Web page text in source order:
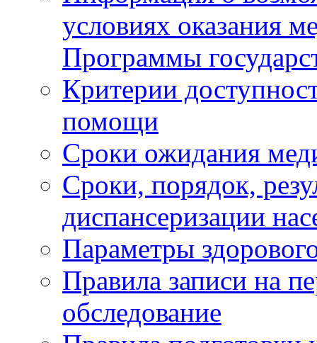
условиях оказания
Программы
Критерии
помощи
Сроки ожидания
Сроки, порядок,
диспансеризации
Параметры
Правила записи на
обследование